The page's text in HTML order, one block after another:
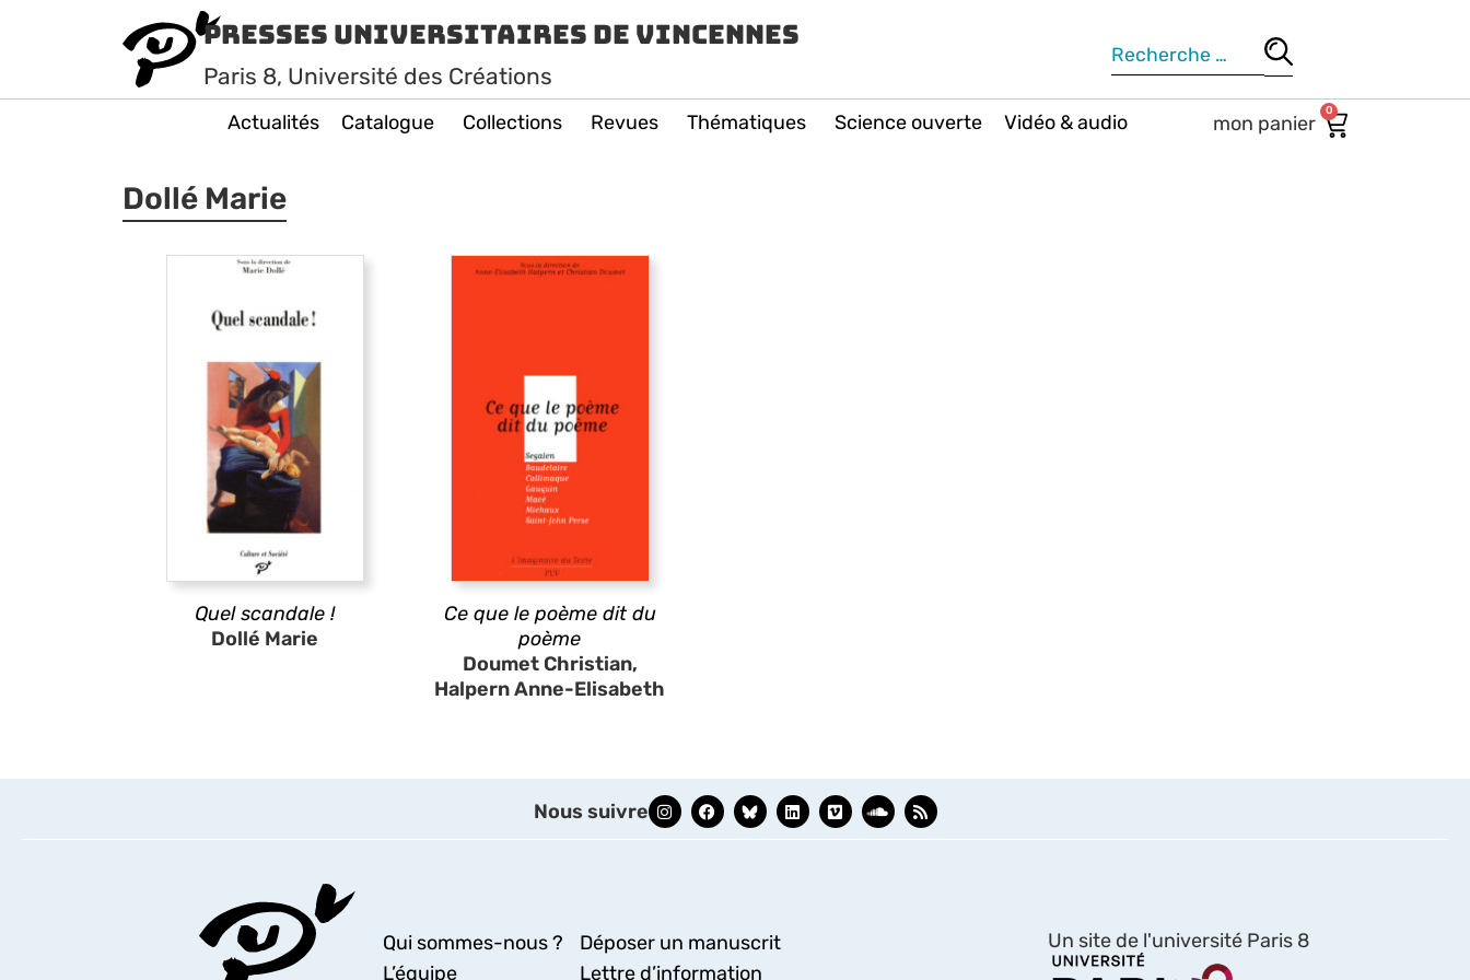
Presses Universitaires de Vincennes
Paris 8, Université des Créations
Actualités Catalogue Collections Revues Thématiques Science ouverte Vidéo & audio 0
Dollé Marie
Quel scandale !
Dollé Marie
Ce que le poème dit du
poème
Doumet Christian,
Halpern Anne-Elisabeth
Nous suivre
Qui sommes-nous ?
L’équipe
Déposer un manuscrit
Lettre d’information
Un site de l'université Paris 8